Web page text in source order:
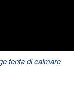
tenta di calmare